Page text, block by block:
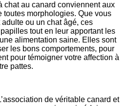
chat au canard conviennent aux
toutes morphologies. Que vous
ou un chat âgé, ces
tout en leur apportant les
alimentation saine. Elles sont
les bons comportements, pour
pour témoigner votre affection à
pattes.
de véritable canard et